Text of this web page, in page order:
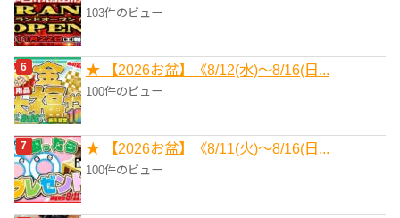
103件のビュー
★ 【2026お盆】《8/12(水)～8/16(日...
100件のビュー
★ 【2026お盆】《8/11(火)～8/16(日...
100件のビュー